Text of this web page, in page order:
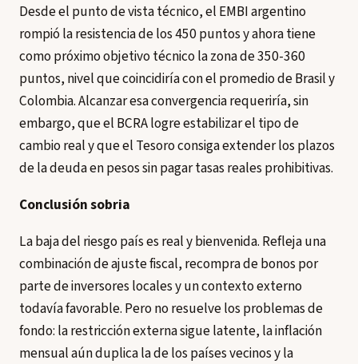
Desde el punto de vista técnico, el EMBI argentino
rompió la resistencia de los 450 puntos y ahora tiene
como próximo objetivo técnico la zona de 350-360
puntos, nivel que coincidiría con el promedio de Brasil y
Colombia. Alcanzar esa convergencia requeriría, sin
embargo, que el BCRA logre estabilizar el tipo de
cambio real y que el Tesoro consiga extender los plazos
de la deuda en pesos sin pagar tasas reales prohibitivas.
Conclusión sobria
La baja del riesgo país es real y bienvenida. Refleja una
combinación de ajuste fiscal, recompra de bonos por
parte de inversores locales y un contexto externo
todavía favorable. Pero no resuelve los problemas de
fondo: la restricción externa sigue latente, la inflación
mensual aún duplica la de los países vecinos y la